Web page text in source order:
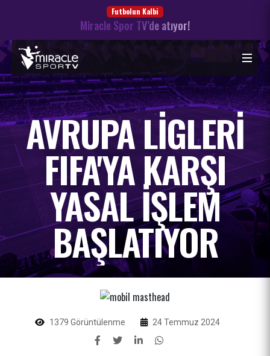
Futbolun Kalbi
Miracle Spor TV’de atıyor!
AVRUPA LIGLERI
FIFA'YA KARŞI
YASAL IŞLEM
BAŞLATIYOR
1379 Görüntülenme 24 Temmuz 2024